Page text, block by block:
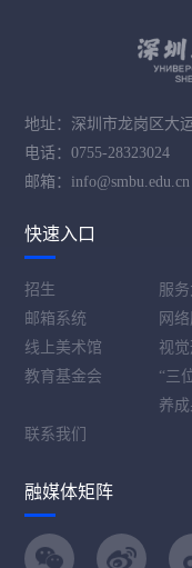
地址：深圳市龙岗区大
电话：0755-28323024
邮箱：info@smbu.edu.cn
快速入口
招生
服
邮箱系统
网
线上美术馆
视觉
教育基金会
“三
养
联系我们
融媒体矩阵